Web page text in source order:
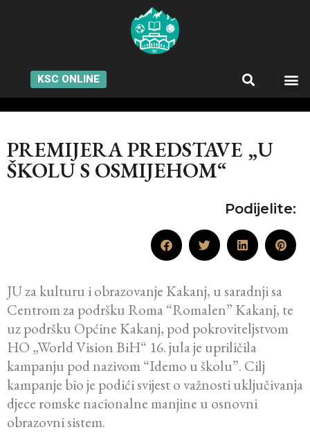
KSC ONLINE
PREMIJERA PREDSTAVE „U
ŠKOLU S OSMIJEHOM“
Podijelite:
JU za kulturu i obrazovanje Kakanj, u saradnji sa
Centrom za podršku Roma “Romalen” Kakanj, te
uz podršku Općine Kakanj, pod pokroviteljstvom
HO „World Vision BiH“ 16. jula je upriličila
kampanju pod nazivom “Idemo u školu”. Cilj
kampanje bio je podići svijest o važnosti uključivanja
djece romske nacionalne manjine u osnovni
obrazovni sistem.